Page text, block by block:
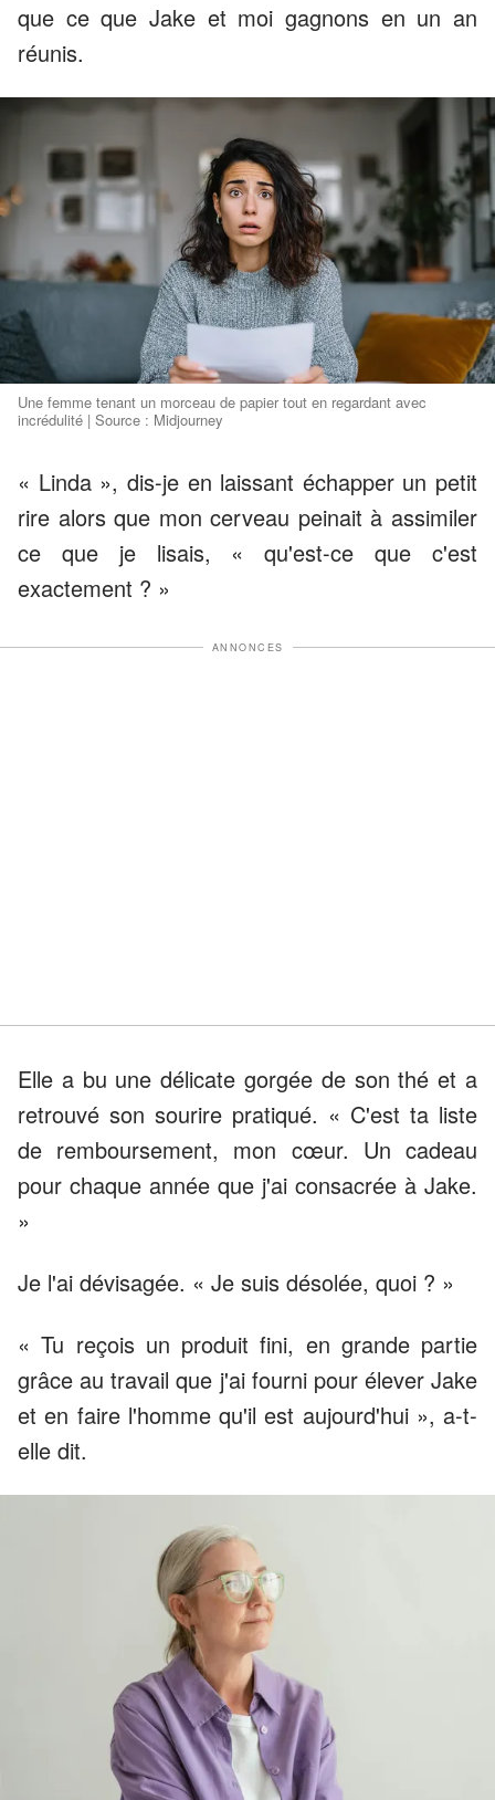
que ce que Jake et moi gagnons en un an
réunis.
Une femme tenant un morceau de papier tout en regardant avec
incrédulité | Source : Midjourney
« Linda », dis-je en laissant échapper un petit
rire alors que mon cerveau peinait à assimiler
ce que je lisais, « qu'est-ce que c'est
exactement ? »
ANNONCES
Elle a bu une délicate gorgée de son thé et a
retrouvé son sourire pratiqué. « C'est ta liste
de remboursement, mon cœur. Un cadeau
pour chaque année que j'ai consacrée à Jake.
»
Je l'ai dévisagée. « Je suis désolée, quoi ? »
« Tu reçois un produit fini, en grande partie
grâce au travail que j'ai fourni pour élever Jake
et en faire l'homme qu'il est aujourd'hui », a-t-
elle dit.